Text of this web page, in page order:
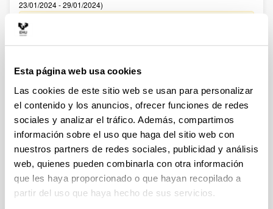
Esta página web usa cookies
Las cookies de este sitio web se usan para personalizar
el contenido y los anuncios, ofrecer funciones de redes
sociales y analizar el tráfico. Además, compartimos
información sobre el uso que haga del sitio web con
nuestros partners de redes sociales, publicidad y análisis
web, quienes pueden combinarla con otra información
que les haya proporcionado o que hayan recopilado a
partir del uso que haya hecho de sus servicios.
23/01/2024 - 29/01/2024)
de solicitudes admitidas y excluidas para evaluación.
solicitudes admitidas y excluidas para evaluación. 22/01/2024-
Se ha publicado la convocatoria
Fellows Gipuzkoa 2024
Sin trámite abierto (Fecha de fin del plazo de presentación:
22/05/2024 13:00)
El plazo de presentación de solicitudes finaliza el 22/05/2024,
a las 13:00
CONVOCATORIA PROGRAMA PREDOCTORAL DE
FORMACIÓN DE PERSONAL INVESTIGADOR NO DOCTOR